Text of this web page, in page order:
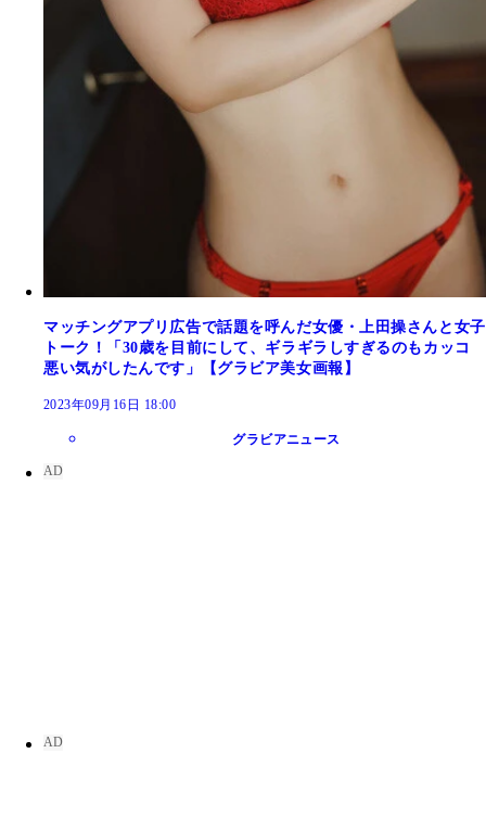
マッチングアプリ広告で話題を呼んだ女優・上田操さんと女子
トーク！「30歳を目前にして、ギラギラしすぎるのもカッコ
悪い気がしたんです」【グラビア美女画報】
2023年09月16日 18:00
グラビアニュース